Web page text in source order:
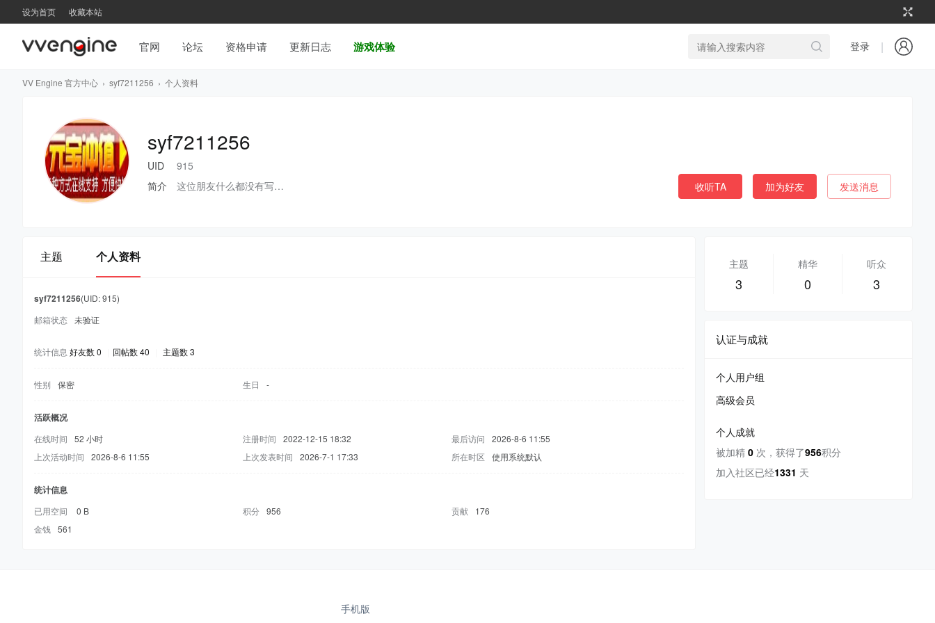
设为首页 收藏本站
官网 论坛 资格申请 更新日志 游戏体验 登录 |
VV Engine 官方中心 › syf7211256 › 个人资料
syf7211256
UID
915
简介
这位朋友什么都没有写… 收听TA 加为好友 发送消息
主题 个人资料
syf7211256(UID: 915)
邮箱状态
未验证
统计信息 好友数 0 回帖数 40 主题数 3
性别 保密 生日 -
活跃概况
在线时间 52 小时 注册时间 2022-12-15 18:32 最后访问
2026-8-6 11:55
上次活动时间
2026-8-6 11:55 上次发表时间 2026-7-1 17:33 所在时区 使用系统默认
统计信息
已用空间 0 B 积分 956 贡献
176
金钱 561
主题
3
精华
0
听众
3
认证与成就
个人用户组
高级会员
个人成就
被加精 0 次 ， 获得了956积分
加入社区已经1331 天
手机版